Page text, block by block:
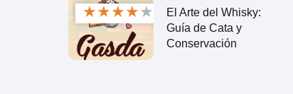
★★★★★
El Arte del Whisky:
Guía de Cata y
Conservación